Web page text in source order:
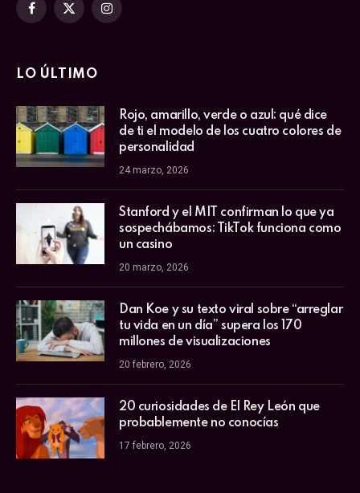
Facebook
X
Instagram
LO ÚLTIMO
Rojo, amarillo, verde o azul: qué dice
de ti el modelo de los cuatro colores de
personalidad
24 marzo, 2026
Stanford y el MIT confirman lo que ya
sospechábamos: TikTok funciona como
un casino
20 marzo, 2026
Dan Koe y su texto viral sobre “arreglar
tu vida en un día” supera los 170
millones de visualizaciones
20 febrero, 2026
20 curiosidades de El Rey León que
probablemente no conocías
17 febrero, 2026